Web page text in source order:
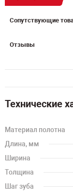
Сопутствующие
Отзывы
Технические
Материал полотна
Длина, мм
Ширина
Толщина
Шаг зуба